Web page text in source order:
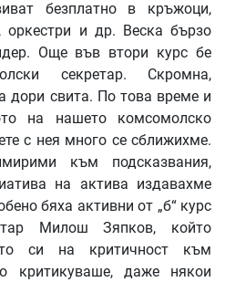
безплатно в кръжоци,
оркестри и др. Веска бързо
Още във втори курс бе
секретар. Скромна,
дори свита. По това време и
на нашето комсомолско
с нея много се сближихме.
към подсказвания,
на актива издавахме
бяха активни от „б“ курс
Милош Зяпков, който
си на критичност към
критикуваше, даже някои